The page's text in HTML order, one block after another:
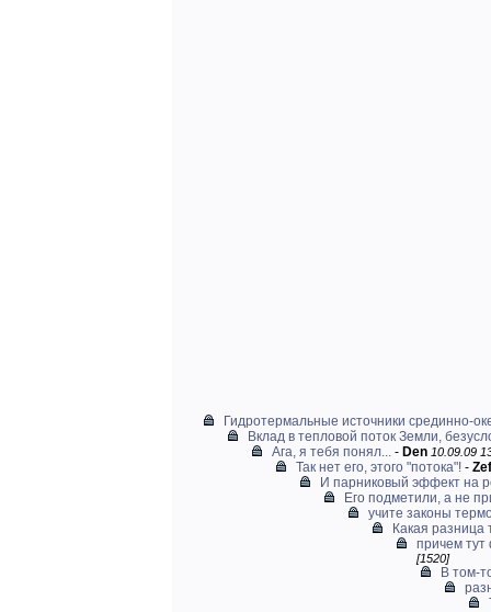
Гидротермальные источники срединно-
Вклад в тепловой поток Земли,
Ага, я тебя понял... - Den 10.09.09
Так нет его, этого "потока"! - Zef
И парниковый эффект на
Его подметили, а не
учите законы
Какая разница
причем тут
[1520]
В том-